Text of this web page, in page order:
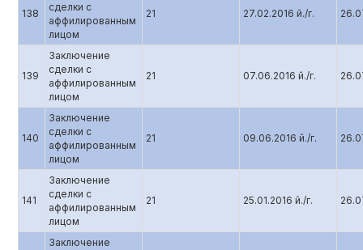
138
сделки с
аффилированным
лицом
21 27.02.2016 й./г.
139
Заключение
сделки с
аффилированным
лицом
21 07.06.2016 й./г.
140
Заключение
сделки с
аффилированным
лицом
21 09.06.2016 й./г.
141
Заключение
сделки с
аффилированным
лицом
21 25.01.2016 й./г.
Заключение